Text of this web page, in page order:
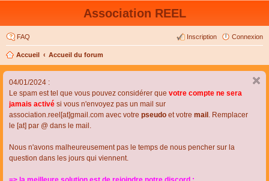
Association REEL
FAQ Connexion
Inscription
Accueil Accueil du forum
04/01/2024 :
Le spam est tel que vous pouvez considérer que votre compte ne sera
jamais activé si vous n'envoyez pas un mail sur
association.reel[at]gmail.com avec votre pseudo et votre mail . Remplacer
le [at] par @ dans le mail.
Nous n'avons malheureusement pas le temps de nous pencher sur la
question dans les jours qui viennent.